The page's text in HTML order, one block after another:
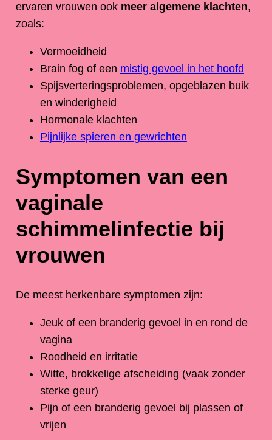
ervaren vrouwen ook meer algemene klachten,
zoals:
Vermoeidheid
Brain fog of een mistig gevoel in het hoofd
Spijsverteringsproblemen, opgeblazen buik
en winderigheid
Hormonale klachten
Pijnlijke spieren en gewrichten
Symptomen van een
vaginale
schimmelinfectie bij
vrouwen
De meest herkenbare symptomen zijn:
Jeuk of een branderig gevoel in en rond de
vagina
Roodheid en irritatie
Witte, brokkelige afscheiding (vaak zonder
sterke geur)
Pijn of een branderig gevoel bij plassen of
vrijen